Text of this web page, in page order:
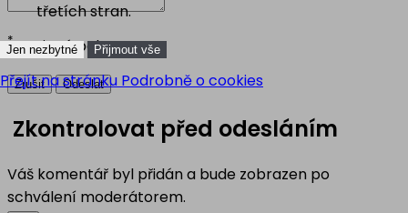
*Povinná pole
Zrušit Odeslat
Zkontrolovat před odesláním
Váš komentář byl přidán a bude zobrazen po
schválení moderátorem.
třetích stran.
Jen nezbytné Přijmout vše
Přejít na stránku Podrobně o cookies